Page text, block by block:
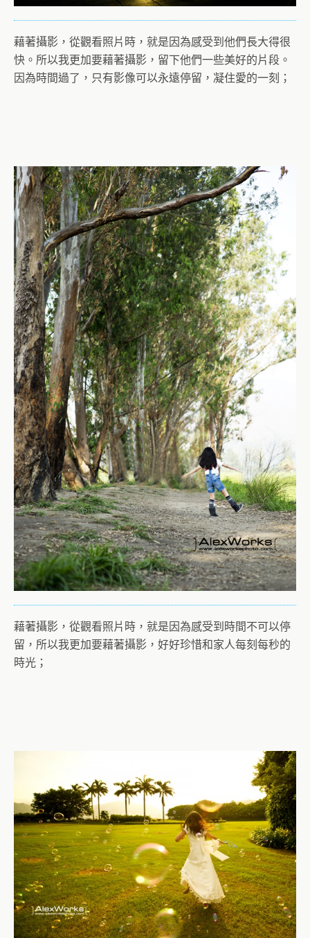
藉著攝影，從觀看照片時，就是因為感受到他們長大得很
快。所以我更加要藉著攝影，留下他們一些美好的片段。
因為時間過了，只有影像可以永遠停留，凝住愛的一刻；
藉著攝影，從觀看照片時，就是因為感受到時間不可以停
留，所以我更加要藉著攝影，好好珍惜和家人每刻每秒的
時光；